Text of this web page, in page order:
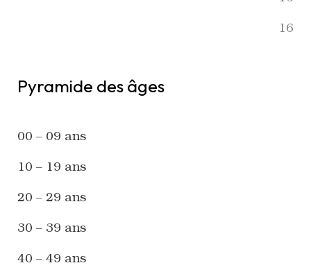
16
Pyramide des âges
00 – 09 ans
10 – 19 ans
20 – 29 ans
30 – 39 ans
40 – 49 ans